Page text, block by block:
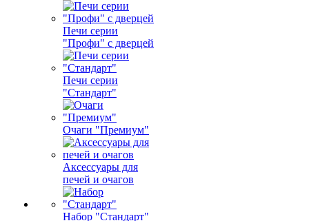
Печи серии
"Профи" с дверцей
Печи серии
"Стандарт"
Очаги "Премиум"
Аксессуары для
печей и очагов
Набор "Стандарт"